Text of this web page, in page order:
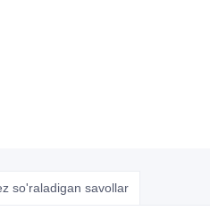
so'raladigan savollar